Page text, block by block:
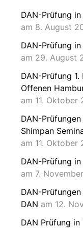
DAN-Prüfung
am 8. August
DAN-Prüfung
am 29. August
DAN-Prüfung
Offenen
am 11. Oktober
DAN-
Shimpan
am 11. Oktober
DAN-Prüfung
am 7.
DAN-
DAN am 12.
DAN Prüfung